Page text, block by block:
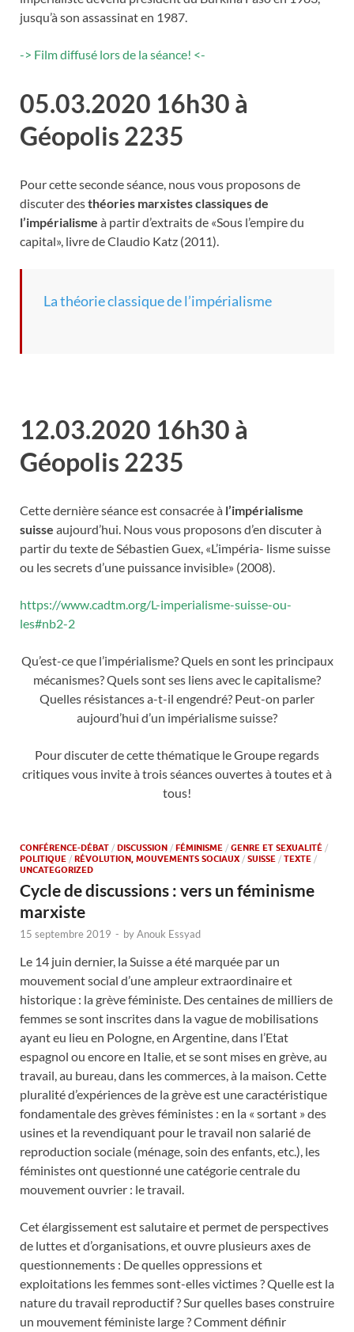
jusqu’à son assassinat en 1987.
-> Film diffusé lors de la séance! <-
05.03.2020 16h30 à
Géopolis 2235
Pour cette seconde séance, nous vous proposons de
discuter desthéories marxistes classiques de
l’impérialisme à partir d’extraits de «Sous l’empire du
capital», livre de Claudio Katz (2011).
La théorie classique de l’impérialisme
12.03.2020 16h30 à
Géopolis 2235
Cette dernière séance est consacrée à l’impérialisme
suisse aujourd’hui. Nous vous proposons d’en discuter à
partir du texte de Sébastien Guex, «L’impéria- lisme suisse
ou les secrets d’une puissance invisible» (2008).
https://www.cadtm.org/L-imperialisme-suisse-ou-
les#nb2-2
Qu’est-ce que l’impérialisme? Quels en sont les principaux
mécanismes? Quels sont ses liens avec le capitalisme?
Quelles résistances a-t-il engendré? Peut-on parler
aujourd’hui d’un impérialisme suisse?
Pour discuter de cette thématique le Groupe regards
critiques vous invite à trois séances ouvertes à toutes et à
tous!
CONFÉRENCE-DÉBAT / DISCUSSION / FÉMINISME / GENRE ET SEXUALITÉ /
POLITIQUE / RÉVOLUTION, MOUVEMENTS SOCIAUX / SUISSE / TEXTE /
UNCATEGORIZED
Cycle de discussions : vers un féminisme
marxiste
15 septembre 2019 - byAnouk Essyad
Le 14 juin dernier, la Suisse a été marquée par un
mouvement social d’une ampleur extraordinaire et
historique : la grève féministe. Des centaines de milliers de
femmes se sont inscrites dans la vague de mobilisations
ayant eu lieu en Pologne, en Argentine, dans l’Etat
espagnol ou encore en Italie, et se sont mises en grève, au
travail, au bureau, dans les commerces, à la maison. Cette
pluralité d’expériences de la grève est une caractéristique
fondamentale des grèves féministes : en la « sortant » des
usines et la revendiquant pour le travail non salarié de
reproduction sociale (ménage, soin des enfants, etc.), les
féministes ont questionné une catégorie centrale du
mouvement ouvrier : le travail.
Cet élargissement est salutaire et permet de perspectives
de luttes et d’organisations, et ouvre plusieurs axes de
questionnements : De quelles oppressions et
exploitations les femmes sont-elles victimes ? Quelle est la
nature du travail reproductif ? Sur quelles bases construire
un mouvement féministe large ? Comment définir